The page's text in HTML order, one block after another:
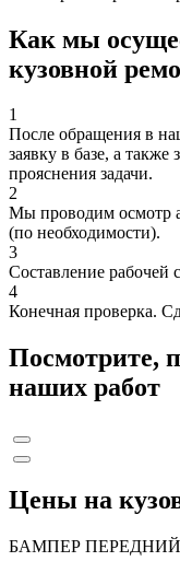
Как мы
кузовной
1
После обращения в
заявку в базе, а
прояснения задачи.
2
Мы проводим осмотр
(по необходимости).
3
Составление рабочей
4
Конечная проверка.
Посмотрите,
наших работ
Цены на
БАМПЕР ПЕРЕДНИЙ